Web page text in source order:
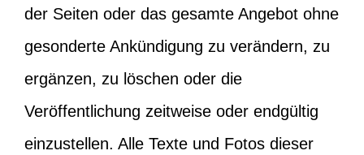
der Seiten oder das gesamte Angebot ohne
gesonderte Ankündigung zu verändern, zu
ergänzen, zu löschen oder die
Veröffentlichung zeitweise oder endgültig
einzustellen. Alle Texte und Fotos dieser